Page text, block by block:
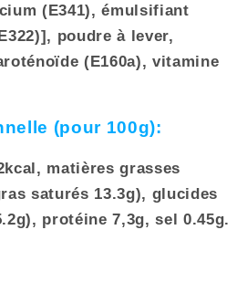
(E341), émulsifiant
poudre à lever,
(E160a), vitamine
(pour 100g):
matières grasses
saturés 13.3g), glucides
protéine 7,3g, sel 0.45g.